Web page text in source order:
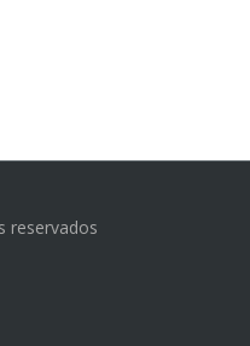
reservados